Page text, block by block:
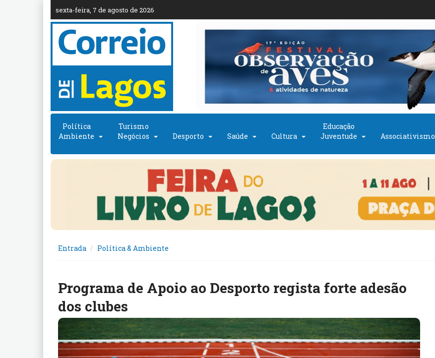
sexta-feira, 7 de agosto de 2026
Política
Ambiente
Turismo
Negócios
Desporto Saúde Cultura
Educação
Juventude
Associativismo
Entrada Política & Ambiente
Programa de Apoio ao Desporto regista forte adesão
dos clubes